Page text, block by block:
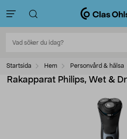
Startsida Hem Personvård & hälsa
Rakapparat Philips, Wet &